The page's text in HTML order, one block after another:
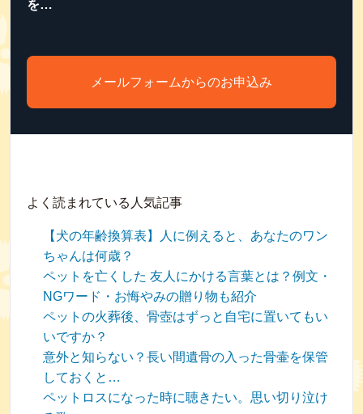
を…
メールフォームからのお申込み
よく読まれている人気記事
【犬の年齢換算表】人に例えると、あなたのワン
ちゃんは何歳？
ペットを亡くした 友人にかける言葉とは？例文・
NGワード・お悔やみの贈り物も紹介
ペットの火葬後、骨壺はずっと自宅に置いてもい
いですか？
意外と知らない？長い間遺骨の入った骨壷を保管
しておくと…
ペットロスになった時に聴きたい。思い切り泣け